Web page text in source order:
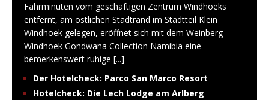
Fahrminuten vom geschäftigen Zentrum Windhoeks
entfernt, am östlichen Stadtrand im Stadtteil Klein
Windhoek gelegen, eröffnet sich mit dem Weinberg
Windhoek Gondwana Collection Namibia eine
bemerkenswert ruhige [...]
Der Hotelcheck: Parco San Marco Resort
Hotelcheck: Die Lech Lodge am Arlberg